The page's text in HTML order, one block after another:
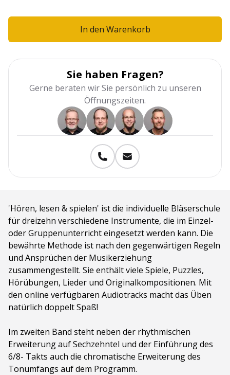
In den Warenkorb
Sie haben Fragen?
Gerne beraten wir Sie persönlich zu unseren
Öffnungszeiten.
'Hören, lesen & spielen' ist die individuelle Bläserschule
für dreizehn verschiedene Instrumente, die im Einzel-
oder Gruppenunterricht eingesetzt werden kann. Die
bewährte Methode ist nach den gegenwärtigen Regeln
und Ansprüchen der Musikerziehung
zusammengestellt. Sie enthält viele Spiele, Puzzles,
Hörübungen, Lieder und Originalkompositionen. Mit
den online verfügbaren Audiotracks macht das Üben
natürlich doppelt Spaß!
Im zweiten Band steht neben der rhythmischen
Erweiterung auf Sechzehntel und der Einführung des
6/8- Takts auch die chromatische Erweiterung des
Tonumfangs auf dem Programm.